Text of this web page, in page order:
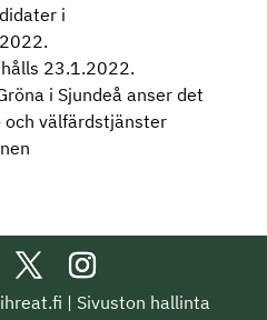
i
23.1.2022.
i Sjundeå anser det
välfärdstjänster
| Sivuston hallinta